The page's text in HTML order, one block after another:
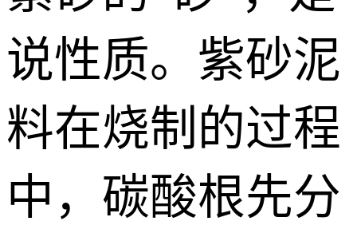
说性质。紫砂泥
料在烧制的过程
中，碳酸根先分